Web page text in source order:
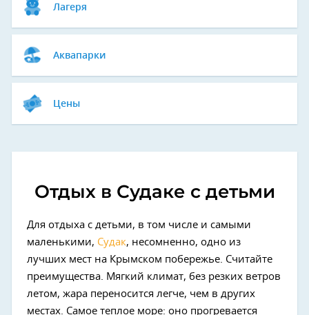
Лагеря
Аквапарки
Цены
Отдых в Судаке с детьми
Для отдыха с детьми, в том числе и самыми
маленькими, Судак, несомненно, одно из
лучших мест на Крымском побережье. Считайте
преимущества. Мягкий климат, без резких ветров
летом, жара переносится легче, чем в других
местах. Самое теплое море: оно прогревается